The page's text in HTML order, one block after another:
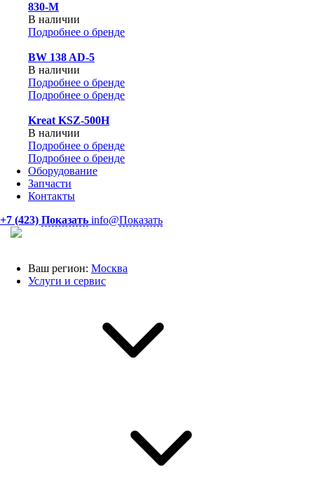
830-М
В наличии
Подробнее о бренде
BW 138 AD-5
В наличии
Подробнее о бренде
Подробнее о бренде
Kreat KSZ-500H
В наличии
Подробнее о бренде
Подробнее о бренде
Оборудование
Запчасти
Контакты
+7 (423) Показать info@Показать
Ваш регион: Москва
Услуги и сервис